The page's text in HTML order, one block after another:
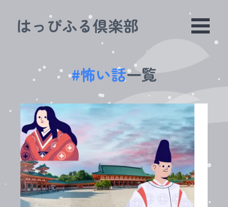
はっぴふる倶楽部
#怖い話一覧